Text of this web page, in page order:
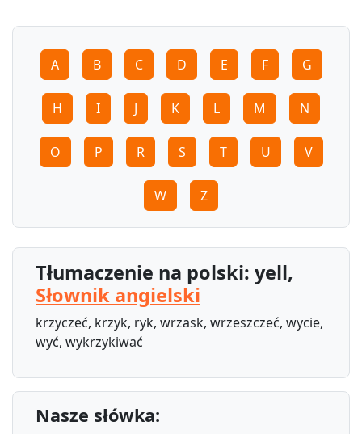
A B C D E F G
H I J K L M N
O P R S T U V
W Z
Tłumaczenie na polski: yell,
Słownik angielski
krzyczeć, krzyk, ryk, wrzask, wrzeszczeć, wycie,
wyć, wykrzykiwać
Nasze słówka: